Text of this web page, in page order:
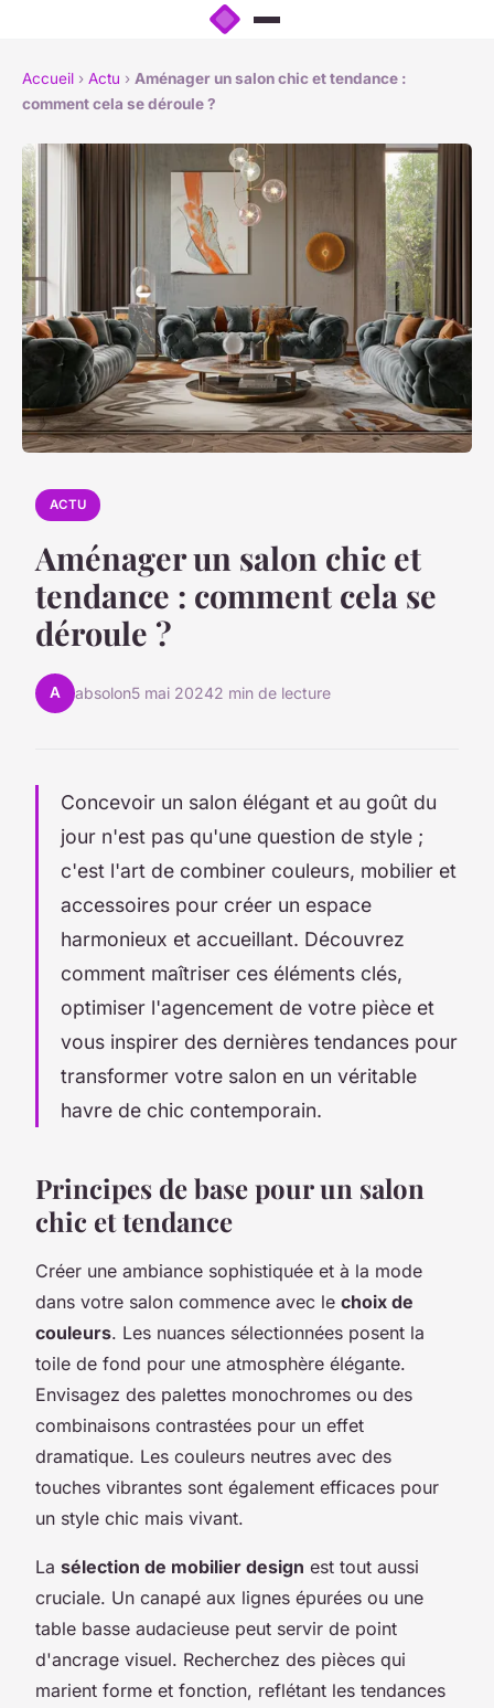
Accueil › Actu › Aménager un salon chic et tendance :
comment cela se déroule ?
ACTU
Aménager un salon chic et
tendance : comment cela se
déroule ?
A absolon5 mai 20242 min de lecture
Concevoir un salon élégant et au goût du
jour n'est pas qu'une question de style ;
c'est l'art de combiner couleurs, mobilier et
accessoires pour créer un espace
harmonieux et accueillant. Découvrez
comment maîtriser ces éléments clés,
optimiser l'agencement de votre pièce et
vous inspirer des dernières tendances pour
transformer votre salon en un véritable
havre de chic contemporain.
Principes de base pour un salon
chic et tendance
Créer une ambiance sophistiquée et à la mode
dans votre salon commence avec le choix de
couleurs. Les nuances sélectionnées posent la
toile de fond pour une atmosphère élégante.
Envisagez des palettes monochromes ou des
combinaisons contrastées pour un effet
dramatique. Les couleurs neutres avec des
touches vibrantes sont également efficaces pour
un style chic mais vivant.
La sélection de mobilier design est tout aussi
cruciale. Un canapé aux lignes épurées ou une
table basse audacieuse peut servir de point
d'ancrage visuel. Recherchez des pièces qui
marient forme et fonction, reflétant les tendances